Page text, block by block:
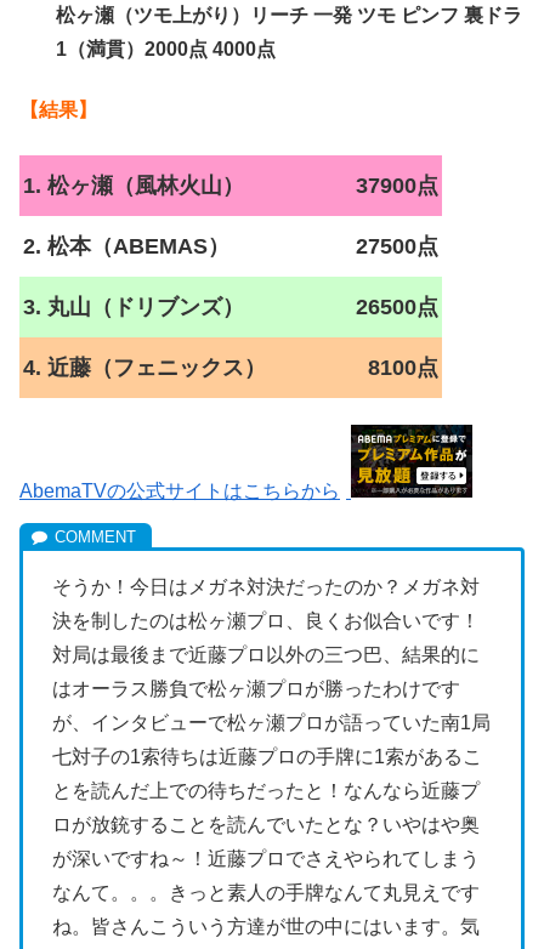
松ヶ瀬（ツモ上がり）リーチ 一発 ツモ ピンフ 裏ドラ
1（満貫）2000点 4000点
【結果】
1. 松ヶ瀬（風林火山） 37900点
2. 松本（ABEMAS） 27500点
3. 丸山（ドリブンズ） 26500点
4. 近藤（フェニックス） 8100点
AbemaTVの公式サイトはこちらから
そうか！今日はメガネ対決だったのか？メガネ対
決を制したのは松ヶ瀬プロ、良くお似合いです！
対局は最後まで近藤プロ以外の三つ巴、結果的に
はオーラス勝負で松ヶ瀬プロが勝ったわけです
が、インタビューで松ヶ瀬プロが語っていた南1局
七対子の1索待ちは近藤プロの手牌に1索があるこ
とを読んだ上での待ちだったと！なんなら近藤プ
ロが放銃することを読んでいたとな？いやはや奥
が深いですね～！近藤プロでさえやられてしまう
なんて。。。きっと素人の手牌なんて丸見えです
ね。皆さんこういう方達が世の中にはいます。気